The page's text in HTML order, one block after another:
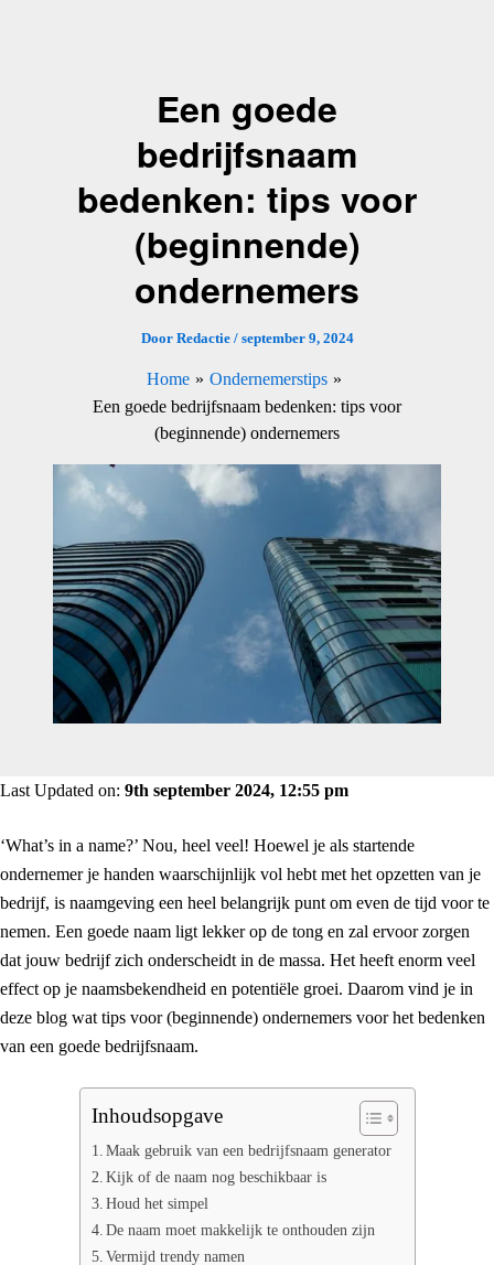
Een goede
bedrijfsnaam
bedenken: tips voor
(beginnende)
ondernemers
Door Redactie / september 9, 2024
Home
Ondernemerstips
Een goede bedrijfsnaam bedenken: tips voor
(beginnende) ondernemers
Last Updated on: 9th september 2024, 12:55 pm
‘What’s in a name?’ Nou, heel veel! Hoewel je als startende
ondernemer je handen waarschijnlijk vol hebt met het opzetten van je
bedrijf, is naamgeving een heel belangrijk punt om even de tijd voor te
nemen. Een goede naam ligt lekker op de tong en zal ervoor zorgen
dat jouw bedrijf zich onderscheidt in de massa. Het heeft enorm veel
effect op je naamsbekendheid en potentiële groei. Daarom vind je in
deze blog wat tips voor (beginnende) ondernemers voor het bedenken
van een goede bedrijfsnaam.
Inhoudsopgave
Maak gebruik van een bedrijfsnaam generator
Kijk of de naam nog beschikbaar is
Houd het simpel
De naam moet makkelijk te onthouden zijn
Vermijd trendy namen